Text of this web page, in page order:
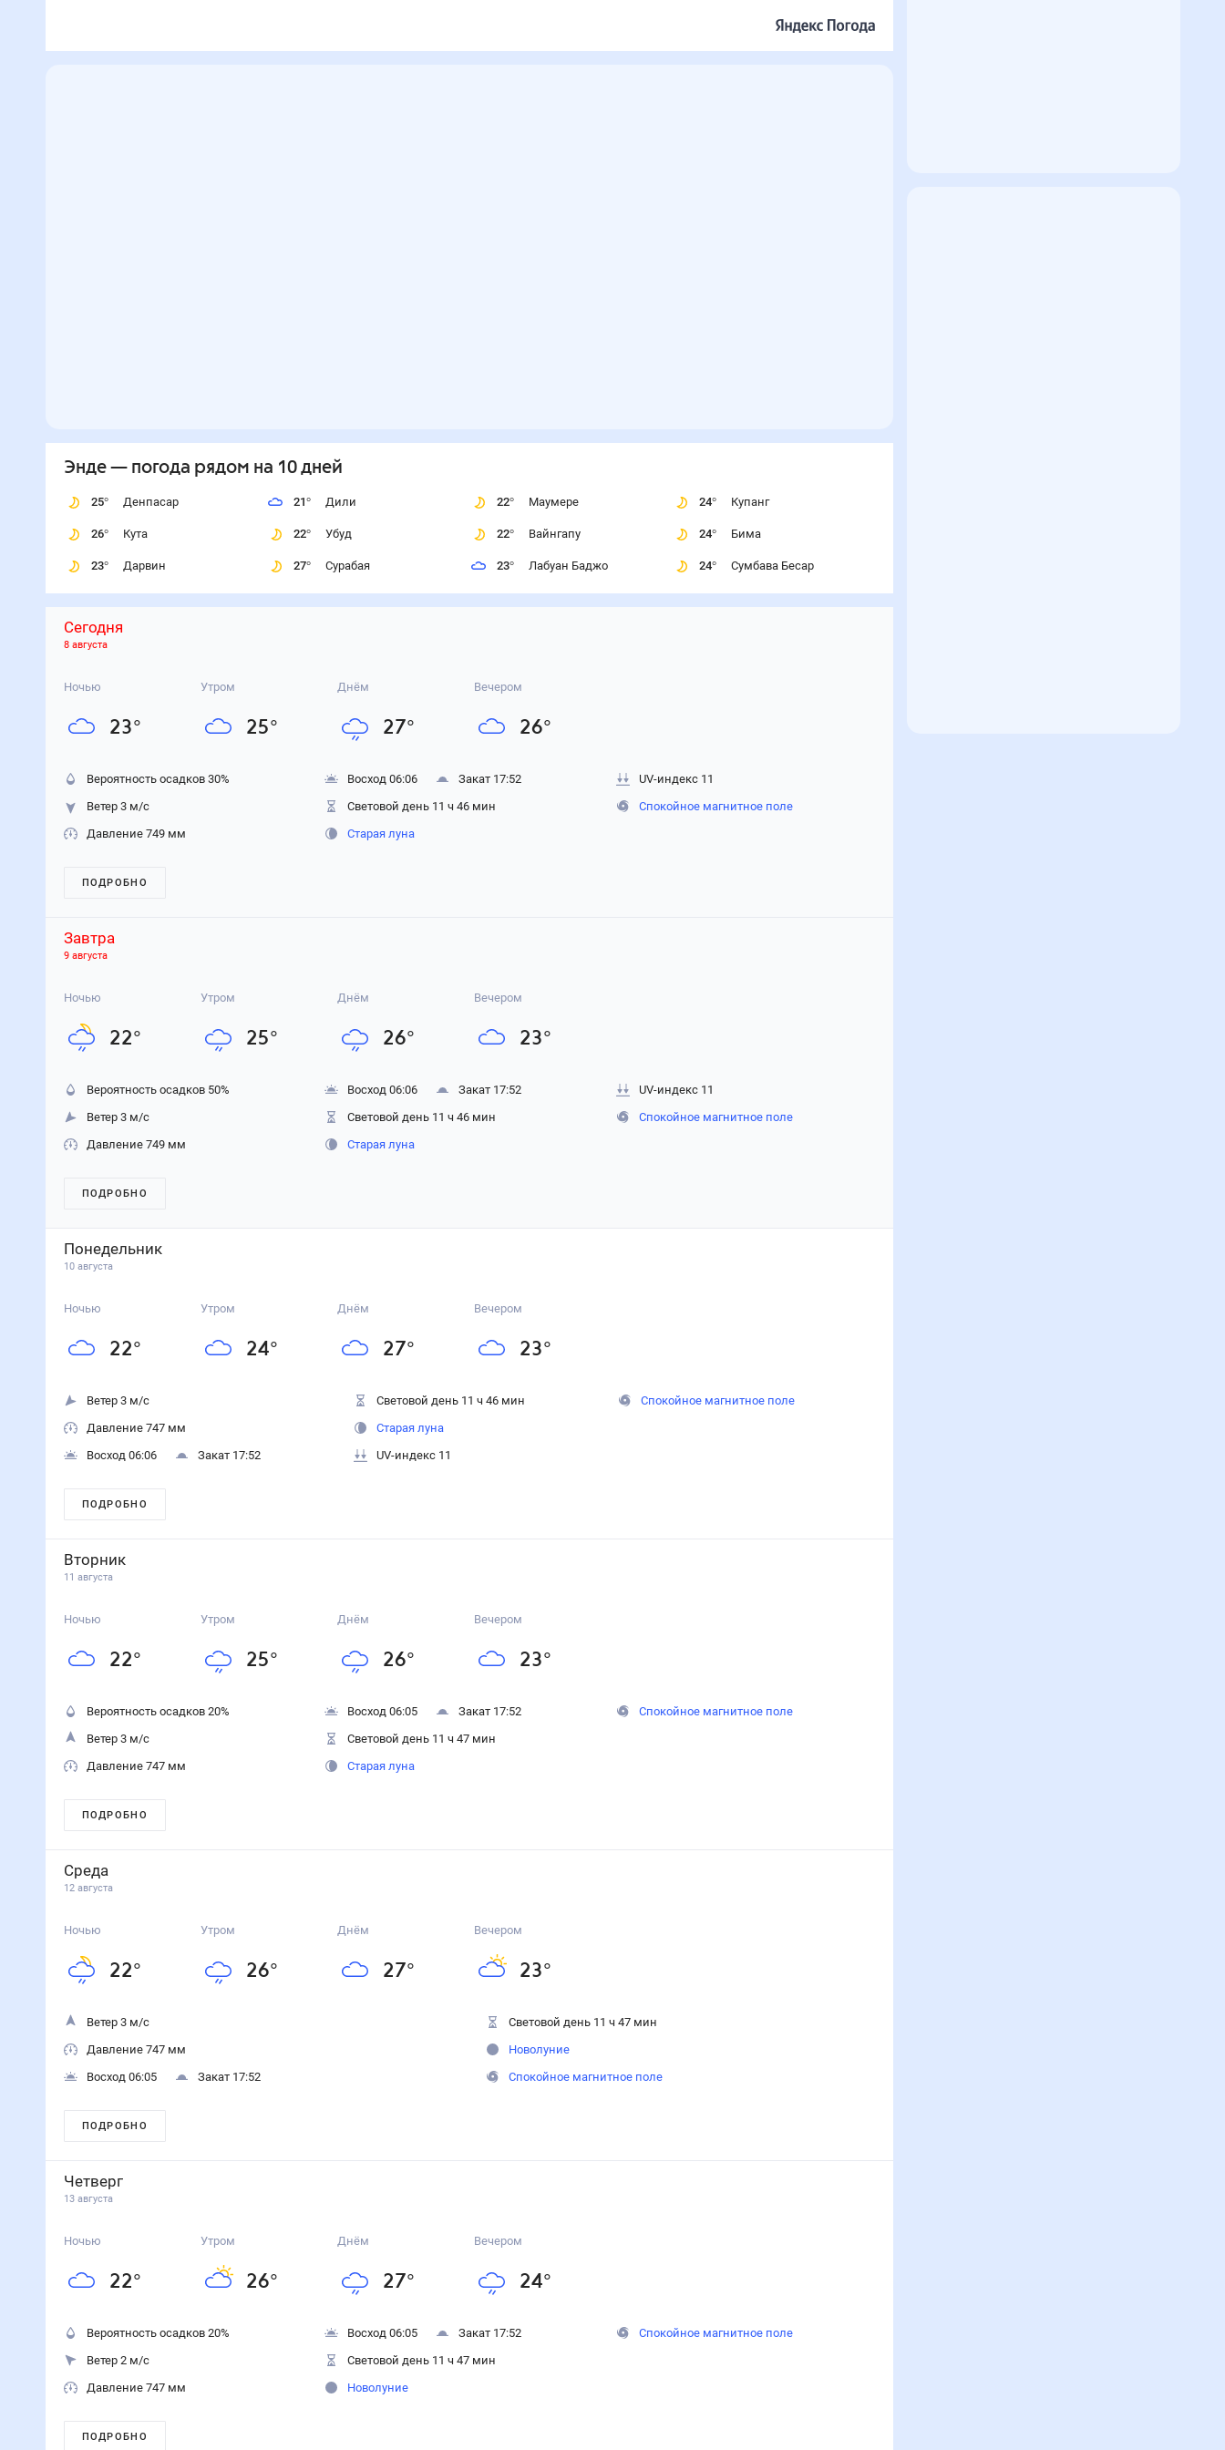
Энде— погода рядом на 10 дней
25° Денпасар
26° Кута
23° Дарвин
21° Дили
22° Убуд
27° Сурабая
22° Маумере
22° Вайнгапу
23° Лабуан Баджо
24° Купанг
24° Бима
24° Сумбава Бесар
Сегодня
8 августа
Ночью
23°
Утром
25°
Днём
27°
Вечером
26°
Вероятность осадков 30%
Ветер 3 м/с
Давление 749 мм
Восход 06:06
Закат 17:52
Световой день 11 ч 46 мин
Старая луна
UV-индекс 11
Спокойное магнитное поле
ПОДРОБНО
Завтра
9 августа
Ночью
22°
Утром
25°
Днём
26°
Вечером
23°
Вероятность осадков 50%
Ветер 3 м/с
Давление 749 мм
Восход 06:06
Закат 17:52
Световой день 11 ч 46 мин
Старая луна
UV-индекс 11
Спокойное магнитное поле
ПОДРОБНО
Понедельник
10 августа
Ночью
22°
Утром
24°
Днём
27°
Вечером
23°
Ветер 3 м/с
Давление 747 мм
Восход 06:06
Закат 17:52
Световой день 11 ч 46 мин
Старая луна
UV-индекс 11
Спокойное магнитное поле
ПОДРОБНО
Вторник
11 августа
Ночью
22°
Утром
25°
Днём
26°
Вечером
23°
Вероятность осадков 20%
Ветер 3 м/с
Давление 747 мм
Восход 06:05
Закат 17:52
Световой день 11 ч 47 мин
Старая луна
Спокойное магнитное поле
ПОДРОБНО
Среда
12 августа
Ночью
22°
Утром
26°
Днём
27°
Вечером
23°
Ветер 3 м/с
Давление 747 мм
Восход 06:05
Закат 17:52
Световой день 11 ч 47 мин
Новолуние
Спокойное магнитное поле
ПОДРОБНО
Четверг
13 августа
Ночью
22°
Утром
26°
Днём
27°
Вечером
24°
Вероятность осадков 20%
Ветер 2 м/с
Давление 747 мм
Восход 06:05
Закат 17:52
Световой день 11 ч 47 мин
Новолуние
Спокойное магнитное поле
ПОДРОБНО